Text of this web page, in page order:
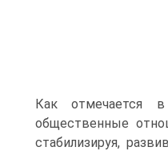
Как отмечается в
общественные
стабилизируя,